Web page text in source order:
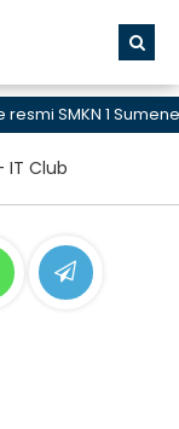
SMKN 1 Sumenep,
IT Club